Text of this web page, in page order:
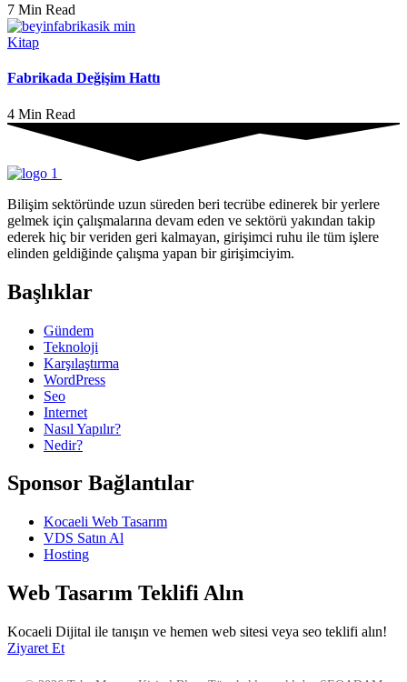
7 Min Read
Kitap
Fabrikada Değişim Hattı
4 Min Read
Bilişim sektöründe uzun süreden beri tecrübe edinerek bir yerlere
gelmek için çalışmalarına devam eden ve sektörü yakından takip
ederek hiç bir veriden geri kalmayan, girişimci ruhu ile tüm işlere
elinden geldiğinde çalışma yapan bir girişimciyim.
Başlıklar
Gündem
Teknoloji
Karşılaştırma
WordPress
Seo
Internet
Nasıl Yapılır?
Nedir?
Sponsor Bağlantılar
Kocaeli Web Tasarım
VDS Satın Al
Hosting
Web Tasarım Teklifi Alın
Kocaeli Dijital ile tanışın ve hemen web sitesi veya seo teklifi alın!
Ziyaret Et